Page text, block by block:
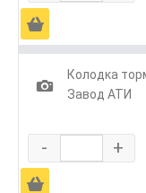
Ä
1
Колодка
Завод АТИ
- +
Ä